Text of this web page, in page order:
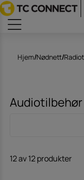
Hjem/Nødnett/
Audiotilbehør
12 av 12 produkter